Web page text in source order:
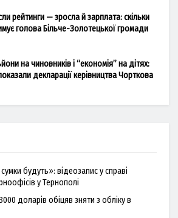
рейтинги — зросла й зарплата: скільки
голова Більче-Золотецької громади
на чиновників і “економія” на дітях:
декларації керівництва Чорткова
будуть»: відеозапис у справі
у Тернополі
доларів обіцяв зняти з обліку в